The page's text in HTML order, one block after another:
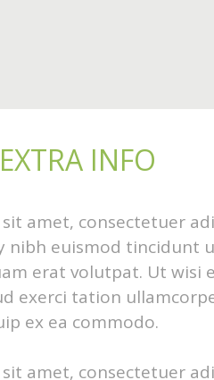
INFO
amet, consectetuer
nibh euismod tincidunt
erat volutpat. Ut wisi
exerci tation
ex ea commodo.
amet, consectetuer